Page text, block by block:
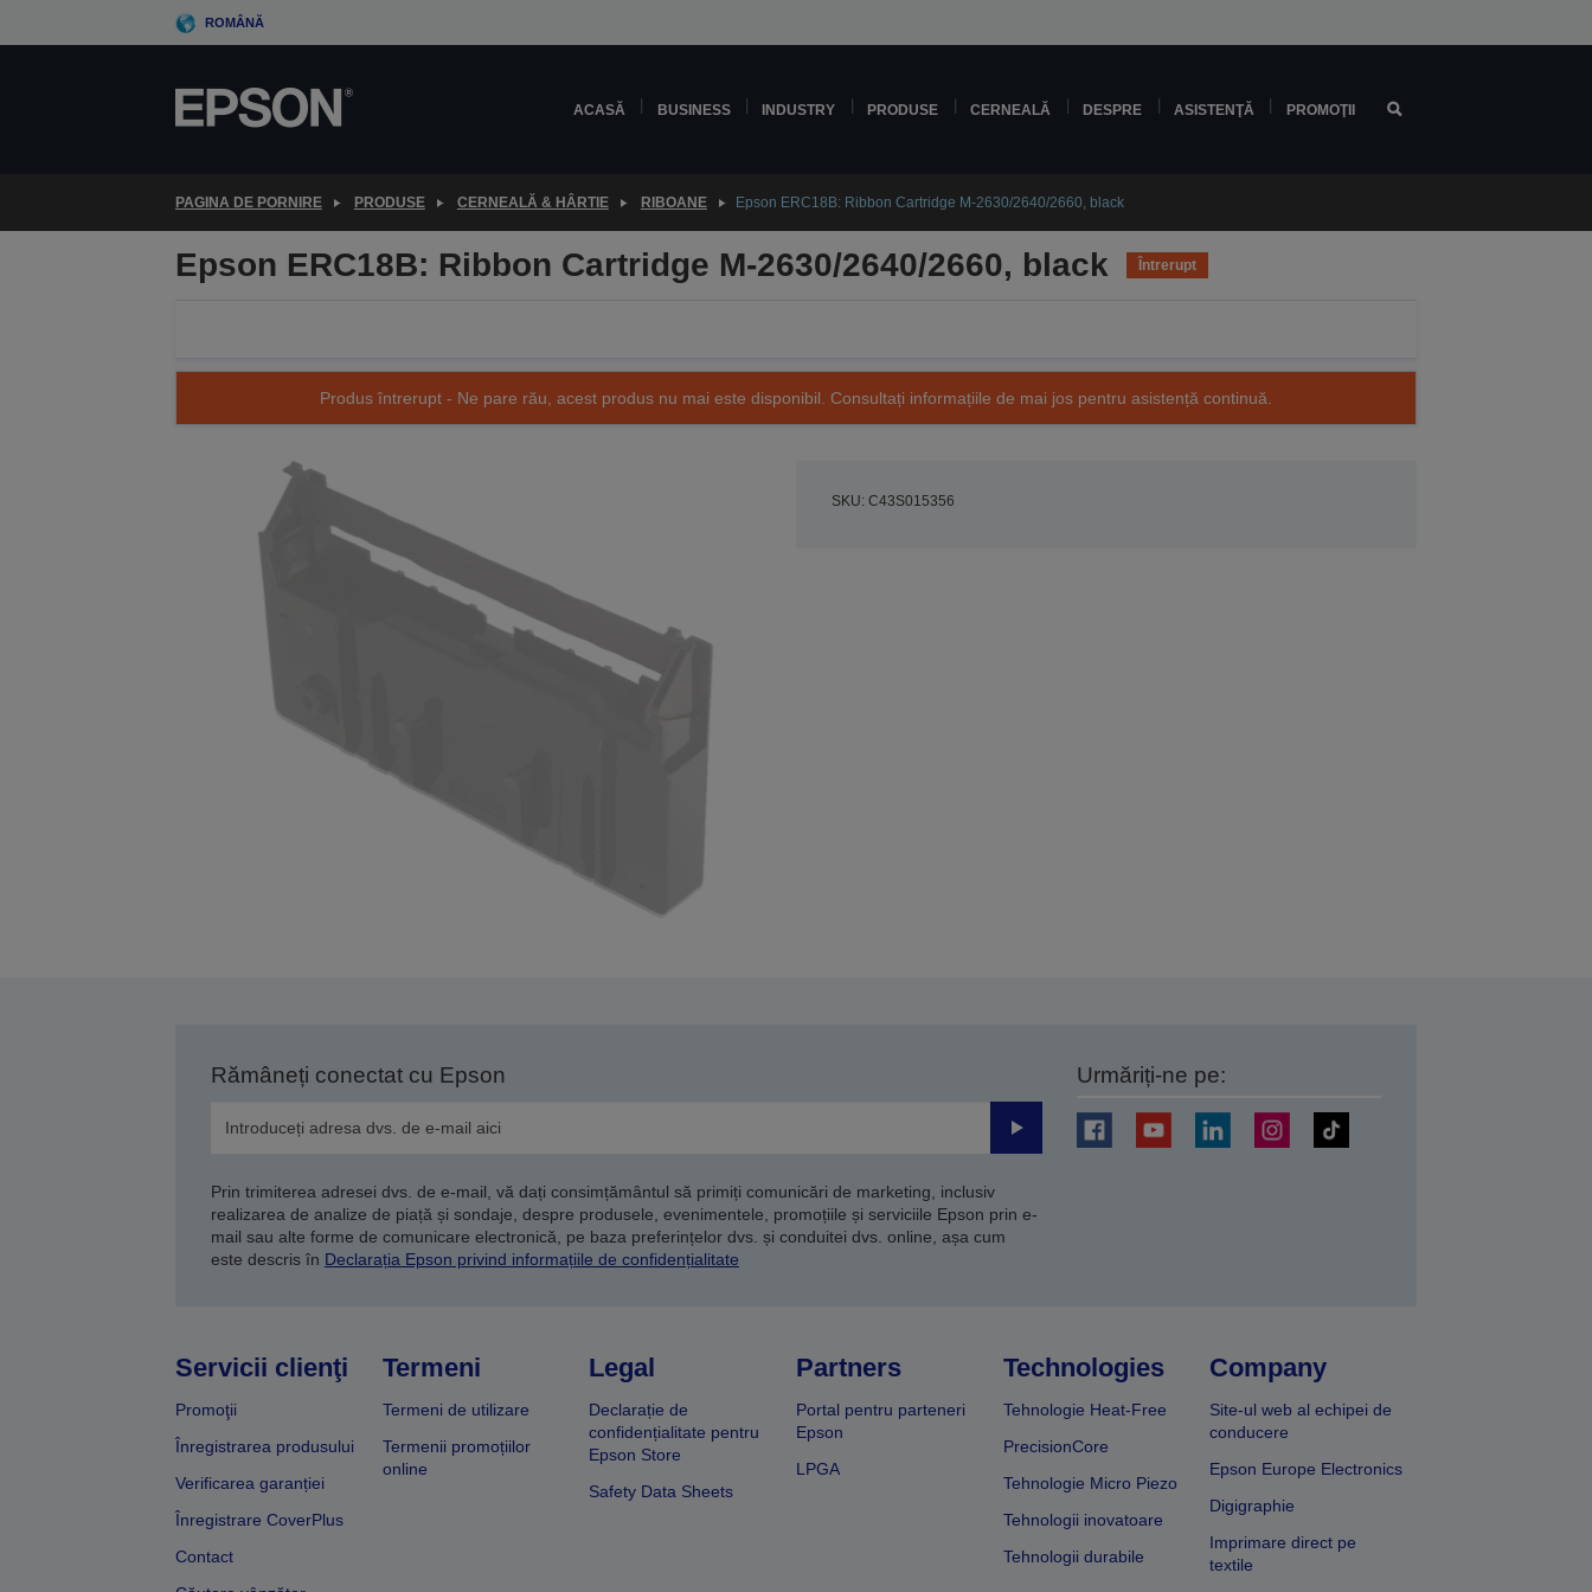
to
ROMÂNĂ
ACASĂ BUSINESS INDUSTRY PRODUSE CERNEALĂ DESPRE ASISTENŢĂ PROMOŢII
PAGINA DE PORNIRE PRODUSE CERNEALĂ & HÂRTIE RIBOANE Epson ERC18B: Ribbon Cartridge M-2630/2640/2660, black
Epson ERC18B: Ribbon Cartridge M-2630/2640/2660, black Întrerupt
Produs întrerupt - Ne pare rău, acest produs nu mai este disponibil. Consultați informațiile de mai jos pentru asistență continuă.
SKU: C43S015356
Rămâneți conectat cu Epson
Trimiteți
Prin trimiterea adresei dvs. de e-mail, vă dați consimțământul să primiți comunicări de marketing, inclusiv
realizarea de analize de piață și sondaje, despre produsele, evenimentele, promoțiile și serviciile Epson prin e-
mail sau alte forme de comunicare electronică, pe baza preferințelor dvs. și conduitei dvs. online, așa cum
este descris în Declarația Epson privind informațiile de confidențialitate
Urmăriți-ne pe:
Servicii clienţi
Promoţii
Înregistrarea produsului
Verificarea garanției
Înregistrare CoverPlus
Contact
Termeni
Termeni de utilizare
Termenii promoțiilor
online
Legal
Declarație de
confidențialitate pentru
Epson Store
Safety Data Sheets
Partners
Portal pentru parteneri
Epson
LPGA
Technologies
Tehnologie Heat-Free
PrecisionCore
Tehnologie Micro Piezo
Tehnologii inovatoare
Tehnologii durabile
Company
Site-ul web al echipei de
conducere
Epson Europe Electronics
Digigraphie
Imprimare direct pe
textile